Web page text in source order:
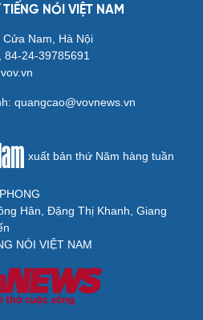
Câu chuyện thời sự
Kể chuyện cho bé
NÓI VIỆT NAM
Nam, Hà Nội
24-39785691
quangcao@vovnews.vn
xuất bản thứ Năm hàng tuần
Hân, Đặng Thị Khanh, Giang
NÓI VIỆT NAM